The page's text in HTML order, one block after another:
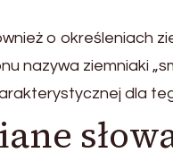
o określeniach
nazywa ziemniaki
dla